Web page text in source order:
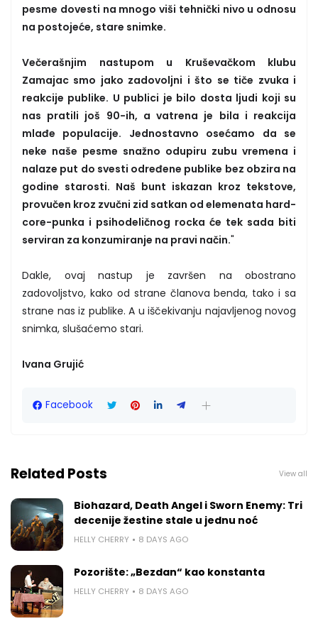
pesme dovesti na mnogo viši tehnički nivo u odnosu
na postojeće, stare snimke.
Večerašnjim nastupom u Kruševačkom klubu
Zamajac smo jako zadovoljni i što se tiče zvuka i
reakcije publike. U publici je bilo dosta ljudi koji su
nas pratili još 90-ih, a vatrena je bila i reakcija
mlađe populacije. Jednostavno osećamo da se
neke naše pesme snažno odupiru zubu vremena i
nalaze put do svesti određene publike bez obzira na
godine starosti. Naš bunt iskazan kroz tekstove,
provučen kroz zvučni zid satkan od elemenata hard-
core-punka i psihodeličnog rocka će tek sada biti
serviran za konzumiranje na pravi način."
Dakle, ovaj nastup je završen na obostrano
zadovoljstvo, kako od strane članova benda, tako i sa
strane nas iz publike. A u iščekivanju najavljenog novog
snimka, slušaćemo stari.
Ivana Grujić
Facebook
Related Posts View all
Biohazard, Death Angel i Sworn Enemy: Tri
decenije žestine stale u jednu noć
HELLY CHERRY 8 DAYS AGO
Pozorište: „Bezdan“ kao konstanta
HELLY CHERRY 8 DAYS AGO